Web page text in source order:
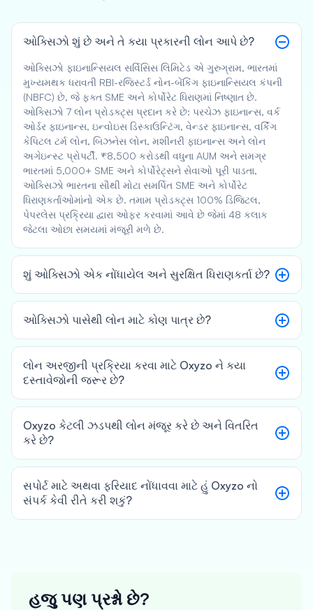
ઓક્સિઝો શું છે અને તે કયા પ્રકારની લોન આપે છે?
ઓક્સિઝો ફાઇનાન્સિયલ સર્વિસિસ લિમિટેડ એ ગુરુગ્રામ, ભારતમાં
મુખ્યમથક ધરાવતી RBI-રજિસ્ટર્ડ નોન-બેંકિંગ ફાઇનાન્સિયલ કંપની
(NBFC) છે, જે ફક્ત SME અને કોર્પોરેટ ધિરાણમાં નિષ્ણાત છે.
ઓક્સિઝો 7 લોન પ્રોડક્ટ્સ પ્રદાન કરે છે: પરચેઝ ફાઇનાન્સ, વર્ક
ઓર્ડર ફાઇનાન્સ, ઇન્વોઇસ ડિસ્કાઉન્ટિંગ, વેન્ડર ફાઇનાન્સ, વર્કિંગ
કેપિટલ ટર્મ લોન, બિઝનેસ લોન, મશીનરી ફાઇનાન્સ અને લોન
અગેઇન્સ્ટ પ્રોપર્ટી. ₹8,500 કરોડથી વધુના AUM અને સમગ્ર
ભારતમાં 5,000+ SME અને કોર્પોરેટ્સને સેવાઓ પૂરી પાડતા,
ઓક્સિઝો ભારતના સૌથી મોટા સમર્પિત SME અને કોર્પોરેટ
ધિરાણકર્તાઓમાંનો એક છે. તમામ પ્રોડક્ટ્સ 100% ડિજિટલ,
પેપરલેસ પ્રક્રિયા દ્વારા ઓફર કરવામાં આવે છે જેમાં 48 કલાક
જેટલા ઓછા સમયમાં મંજૂરી મળે છે.
શું ઓક્સિઝો એક નોંધાયેલ અને સુરક્ષિત ધિરાણકર્તા છે?
ઓક્સિઝો પાસેથી લોન માટે કોણ પાત્ર છે?
લોન અરજીની પ્રક્રિયા કરવા માટે Oxyzo ને કયા
દસ્તાવેજોની જરૂર છે?
Oxyzo કેટલી ઝડપથી લોન મંજૂર કરે છે અને વિતરિત
કરે છે?
સપોર્ટ માટે અથવા ફરિયાદ નોંધાવવા માટે હું Oxyzo નો
સંપર્ક કેવી રીતે કરી શકું?
હજુ પણ પ્રશ્નો છે?